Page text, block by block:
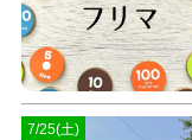
7/25(土)